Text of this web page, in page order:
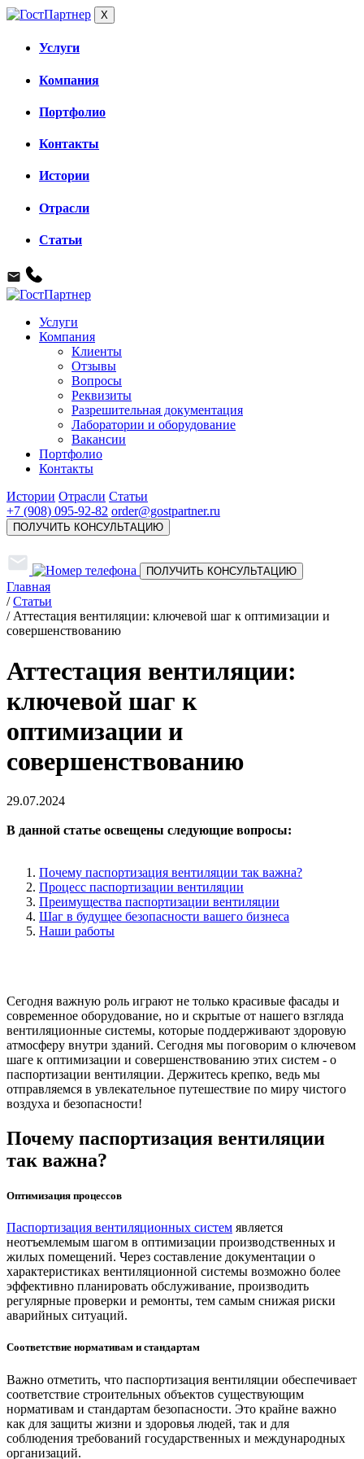
X
Услуги
Компания
Портфолио
Контакты
Истории
Отрасли
Статьи
Услуги
Компания
Клиенты
Отзывы
Вопросы
Реквизиты
Разрешительная документация
Лаборатории и оборудование
Вакансии
Портфолио
Контакты
Истории Отрасли Статьи
+7 (908) 095-92-82 order@gostpartner.ru
ПОЛУЧИТЬ КОНСУЛЬТАЦИЮ
ПОЛУЧИТЬ КОНСУЛЬТАЦИЮ
Главная
/ Статьи
/ Аттестация вентиляции: ключевой шаг к оптимизации и
совершенствованию
Аттестация вентиляции:
ключевой шаг к
оптимизации и
совершенствованию
29.07.2024
В данной статье освещены следующие вопросы:
Почему паспортизация вентиляции так важна?
Процесс паспортизации вентиляции
Преимущества паспортизации вентиляции
Шаг в будущее безопасности вашего бизнеса
Наши работы
Сегодня важную роль играют не только красивые фасады и
современное оборудование, но и скрытые от нашего взгляда
вентиляционные системы, которые поддерживают здоровую
атмосферу внутри зданий. Сегодня мы поговорим о ключевом
шаге к оптимизации и совершенствованию этих систем - о
паспортизации вентиляции. Держитесь крепко, ведь мы
отправляемся в увлекательное путешествие по миру чистого
воздуха и безопасности!
Почему паспортизация вентиляции
так важна?
Оптимизация процессов
Паспортизация вентиляционных систем является
неотъемлемым шагом в оптимизации производственных и
жилых помещений. Через составление документации о
характеристиках вентиляционной системы возможно более
эффективно планировать обслуживание, производить
регулярные проверки и ремонты, тем самым снижая риски
аварийных ситуаций.
Соответствие нормативам и стандартам
Важно отметить, что паспортизация вентиляции обеспечивает
соответствие строительных объектов существующим
нормативам и стандартам безопасности. Это крайне важно
как для защиты жизни и здоровья людей, так и для
соблюдения требований государственных и международных
организаций.